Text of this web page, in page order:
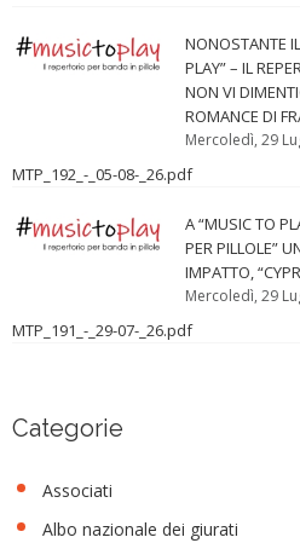
NONOSTANTE
PLAY” – IL
NON VI
ROMANCE DI
Mercoledì, 29
MTP_192_-_05-08-_26.pdf
A “MUSIC TO
PER PILLOLE”
IMPATTO,
Mercoledì, 29
MTP_191_-_29-07-_26.pdf
Categorie
Associati
Albo nazionale dei giurati